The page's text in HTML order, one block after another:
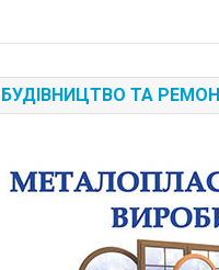
БУДІВНИЦТВО ТА